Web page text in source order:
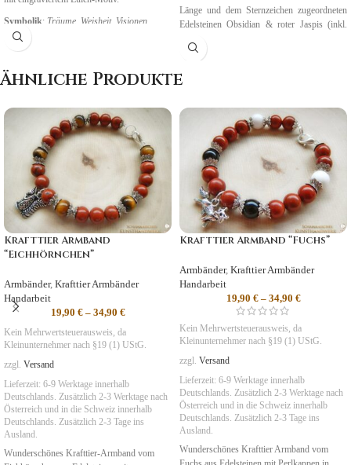
Symbolik: Träume, Weisheit, Visionen
Länge und dem Sternzeichen zugeordneten
Edelsteinen Obsidian & roter Jaspis (inkl.
Ähnliche Produkte
Krafttier Armband
“Eichhörnchen”
Armbänder, Krafttier Armbänder
Handarbeit
19,90 €– 34,90 €
Kein Mehrwertsteuerausweis, da
Kleinunternehmer nach §19 (1) UStG.
zzgl. Versand
Lieferzeit: 6-9 Werktage innerhalb
Deutschlands. Zusätzlich 2-3 Werktage nach
Österreich und in die Schweiz innerhalb
Deutschlands. Zusätzlich 2-3 Tage ins
Ausland.
Wunderschönes Krafttier-Armband vom
Krafttier Armband “Fuchs”
Armbänder, Krafttier Armbänder
Handarbeit
19,90 €– 34,90 €
Kein Mehrwertsteuerausweis, da
Kleinunternehmer nach §19 (1) UStG.
zzgl. Versand
Lieferzeit: 6-9 Werktage innerhalb
Deutschlands. Zusätzlich 2-3 Werktage nach
Österreich und in die Schweiz innerhalb
Deutschlands. Zusätzlich 2-3 Tage ins
Ausland.
Wunderschönes Krafttier Armband vom